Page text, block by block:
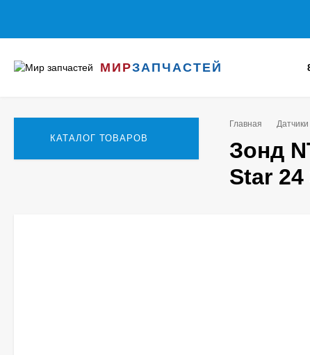
МИРЗАПЧАСТЕЙ
КАТАЛОГ ТОВАРОВ
Главная
Зонд
Star 24